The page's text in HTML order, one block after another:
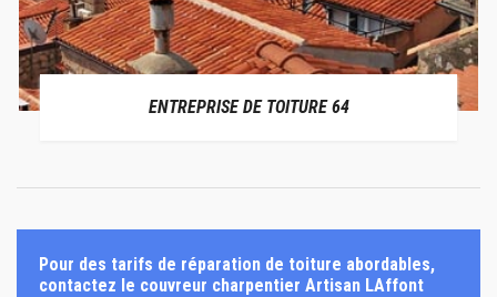
ENTREPRISE DE TOITURE 64
Pour des tarifs de réparation de toiture abordables,
contactez le couvreur charpentier Artisan LAffont